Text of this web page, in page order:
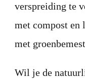
verspreiding te
met compost en
met
Wil je de